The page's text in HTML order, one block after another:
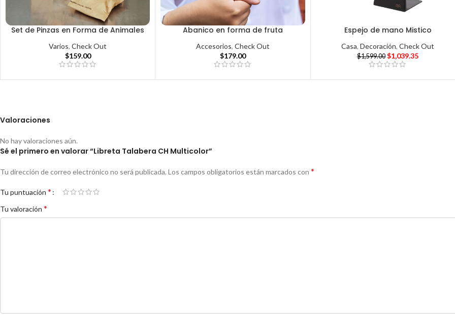
Set de Pinzas en Forma de Animales
Varios,Check Out
$159.00
Abanico en forma de fruta
Accesorios, Check Out
$179.00
Espejo de mano Mistico
Casa,Decoración,Check Out
$1,599.00 $1,039.35
Valoraciones
No hay valoraciones aún.
Sé el primero en valorar “Libreta Talabera CH Multicolor”
Tu dirección de correo electrónico no será publicada. Los campos obligatorios están marcados con *
Tu puntuación *
Tu valoración *